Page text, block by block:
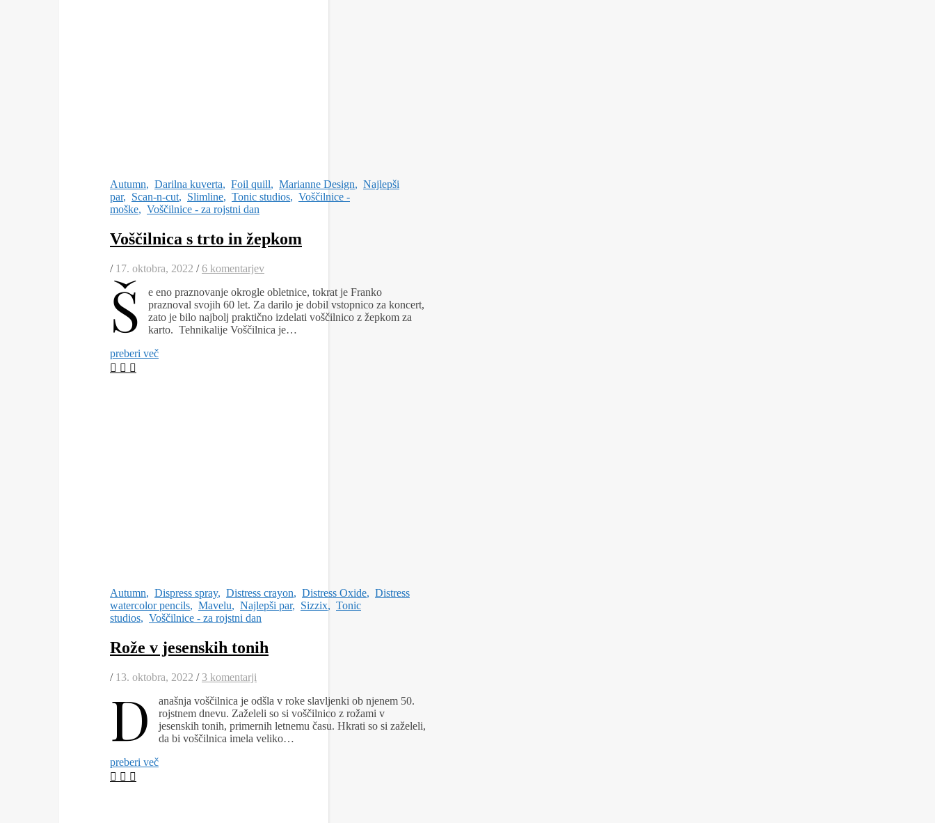
Autumn, Darilna kuverta, Foil quill, Marianne Design, Najlepši
par, Scan-n-cut, Slimline, Tonic studios, Voščilnice -
moške, Voščilnice - za rojstni dan
Voščilnica s trto in žepkom
/ 17. oktobra, 2022 / 6 komentarjev
Š
e eno praznovanje okrogle obletnice, tokrat je Franko
praznoval svojih 60 let. Za darilo je dobil vstopnico za koncert,
zato je bilo najbolj praktično izdelati voščilnico z žepkom za
karto. Tehnikalije Voščilnica je…
preberi več
Autumn, Dispress spray, Distress crayon, Distress Oxide, Distress
watercolor pencils, Mavelu, Najlepši par, Sizzix, Tonic
studios, Voščilnice - za rojstni dan
Rože v jesenskih tonih
/ 13. oktobra, 2022 / 3 komentarji
D
anašnja voščilnica je odšla v roke slavljenki ob njenem 50.
rojstnem dnevu. Zaželeli so si voščilnico z rožami v
jesenskih tonih, primernih letnemu času. Hkrati so si zaželeli,
da bi voščilnica imela veliko…
preberi več